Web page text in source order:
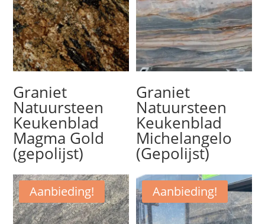
Graniet
Natuursteen
Keukenblad
Magma Gold
(gepolijst)
Graniet
Natuursteen
Keukenblad
Michelangelo
(Gepolijst)
Aanbieding! Aanbieding!